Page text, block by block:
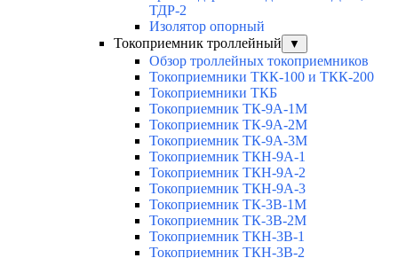
ТДР-2
Изолятор опорный
Токоприемник троллейный
▼
Обзор троллейных токоприемников
Токоприемники ТКК-100 и ТКК-200
Токоприемники ТКБ
Токоприемник ТК-9А-1М
Токоприемник ТК-9А-2М
Токоприемник ТК-9А-3М
Токоприемник ТКН-9А-1
Токоприемник ТКН-9А-2
Токоприемник ТКН-9А-3
Токоприемник ТК-3В-1М
Токоприемник ТК-3В-2М
Токоприемник ТКН-3В-1
Токоприемник ТКН-3В-2